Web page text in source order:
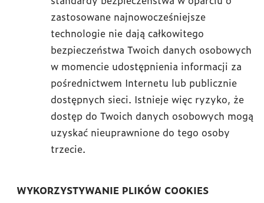
zastosowane najnowocześniejsze
technologie nie dają całkowitego
bezpieczeństwa Twoich danych osobowych
w momencie udostępnienia informacji za
pośrednictwem Internetu lub publicznie
dostępnych sieci. Istnieje więc ryzyko, że
dostęp do Twoich danych osobowych mogą
uzyskać nieuprawnione do tego osoby
trzecie.
WYKORZYSTYWANIE PLIKÓW COOKIES